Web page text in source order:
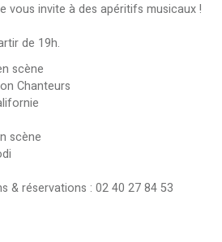
vous invite à des apéritifs musicaux !
de 19h.
scène
Chanteurs
scène
& réservations : 02 40 27 84 53